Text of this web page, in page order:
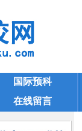
国际预科
在线留言